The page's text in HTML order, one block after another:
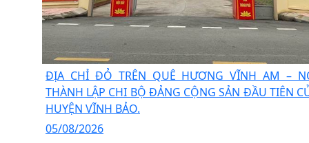
ĐỊA CHỈ ĐỎ TRÊN QUÊ HƯƠNG VĨNH AM –
THÀNH LẬP CHI BỘ ĐẢNG CỘNG SẢN ĐẦU TIÊN
HUYỆN VĨNH BẢO.
05/08/2026